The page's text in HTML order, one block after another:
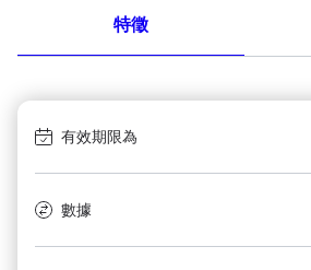
特徵
有效期限為
數據